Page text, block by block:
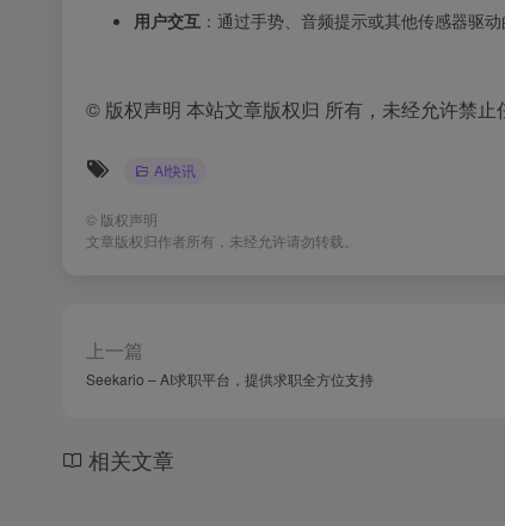
用户交互 ：通过手势、音频提示或其他传感器驱
© 版权声明 本站文章版权归 所有，未经允许禁止
AI快讯
© 版权声明
文章版权归作者所有，未经允许请勿转载。
上一篇
Seekario – AI求职平台，提供求职全方位支持
相关文章